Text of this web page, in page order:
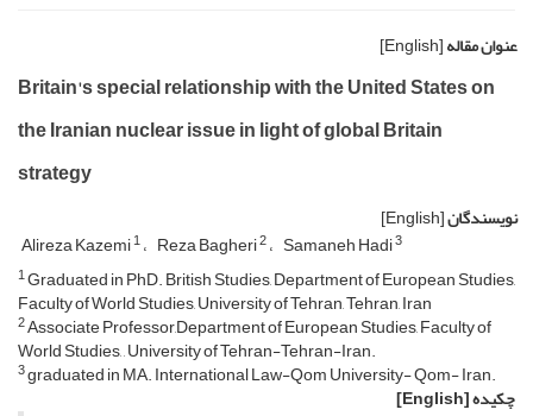
عنوان مقاله[English]
Britain's special relationship with the United States on
the Iranian nuclear issue in light of global Britain
strategy
نویسندگان[English]
Alireza Kazemi1 Reza Bagheri2 Samaneh Hadi3
1Graduated in PhD. British Studies, Department of European Studies,
Faculty of World Studies, University of Tehran, Tehran, Iran
2Associate Professor,Department of European Studies, Faculty of
World Studies, , University of Tehran-Tehran-Iran.
3graduated in MA. International Law-Qom University- Qom- Iran.
چکیده[English]